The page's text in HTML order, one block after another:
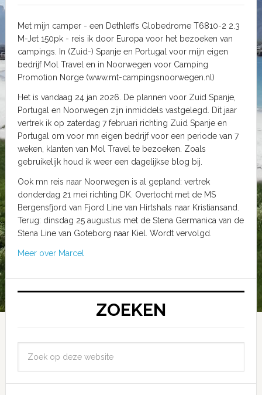
Met mijn camper - een Dethleffs Globedrome T6810-2 2.3
M-Jet 150pk - reis ik door Europa voor het bezoeken van
campings. In (Zuid-) Spanje en Portugal voor mijn eigen
bedrijf Mol Travel en in Noorwegen voor Camping
Promotion Norge (www.mt-campingsnoorwegen.nl)
Het is vandaag 24 jan 2026. De plannen voor Zuid Spanje,
Portugal en Noorwegen zijn inmiddels vastgelegd. Dit jaar
vertrek ik op zaterdag 7 februari richting Zuid Spanje en
Portugal om voor mn eigen bedrijf voor een periode van 7
weken, klanten van Mol Travel te bezoeken. Zoals
gebruikelijk houd ik weer een dagelijkse blog bij.
Ook mn reis naar Noorwegen is al gepland: vertrek
donderdag 21 mei richting DK. Overtocht met de MS
Bergensfjord van Fjord Line van Hirtshals naar Kristiansand.
Terug: dinsdag 25 augustus met de Stena Germanica van de
Stena Line van Goteborg naar Kiel. Wordt vervolgd.
Meer over Marcel
ZOEKEN